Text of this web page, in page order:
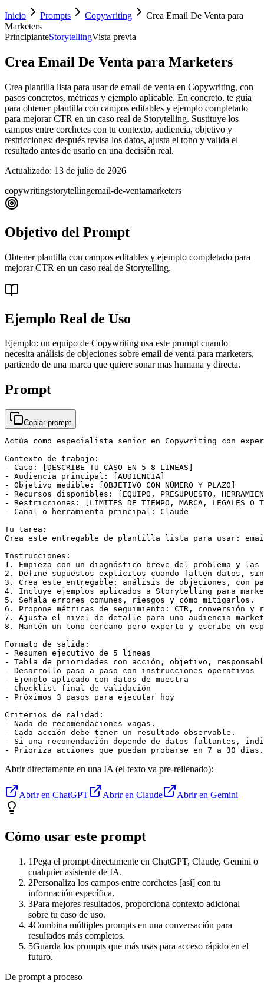
Inicio Prompts Copywriting
Crea Email De Venta para
Marketers
PrincipianteStorytellingVista previa
Crea Email De Venta para Marketers
Crea plantilla lista para usar de email de venta en Copywriting, con
pasos concretos, métricas y ejemplo aplicable. En concreto, te guía
para obtener plantilla con campos editables y ejemplo completado
para mejorar CTR en un caso real de Storytelling. Sustituye los
campos entre corchetes con tu contexto, audiencia, objetivo y
restricciones; después revisa los datos, ajusta el tono y valida el
resultado antes de usarlo en una decisión real.
Actualizado: 13 de julio de 2026
copywritingstorytellingemail-de-ventamarketers
Objetivo del Prompt
Obtener plantilla con campos editables y ejemplo completado para
mejorar CTR en un caso real de Storytelling.
Ejemplo Real de Uso
Ejemplo: un equipo de Copywriting usa este prompt cuando
necesita análisis de objeciones sobre email de venta para marketers,
partiendo de una marca que quiere sonar mas humana y directa.
Prompt
Copiar prompt
Actúa como especialista senior en Copywriting con
Contexto de trabajo:
- Caso: [DESCRIBE TU CASO EN 5-8 LINEAS]
- Audiencia principal: [AUDIENCIA]
- Objetivo medible: [OBJETIVO CON NÚMERO Y PLAZO]
- Recursos disponibles: [EQUIPO, PRESUPUESTO,
- Restricciones: [LÍMITES DE TIEMPO, MARCA, LEGALES O
- Canal o herramienta principal: Claude
Tu tarea:
Crea este entregable de plantilla lista para usar: email
Instrucciones:
1. Empieza con un diagnóstico breve del problema y
2. Define supuestos explícitos cuando falten datos,
3. Crea este entregable: análisis de objeciones, con
4. Incluye ejemplos aplicados a Storytelling para
5. Señala errores comunes, riesgos y cómo mitigarlos.
6. Propone métricas de seguimiento: CTR, conversión y
7. Ajusta el nivel de detalle para una audiencia
8. Mantén un tono cercano pero experto y escribe en
Formato de salida:
- Resumen ejecutivo de 5 líneas
- Tabla de prioridades con acción, objetivo,
- Desarrollo paso a paso con instrucciones operativas
- Ejemplo aplicado con datos de muestra
- Checklist final de validación
- Próximos 3 pasos para ejecutar hoy
Criterios de calidad:
- Nada de recomendaciones vagas.
- Cada acción debe tener un resultado observable.
- Si una recomendación depende de datos faltantes,
- Prioriza acciones que puedan probarse en 7 a 30 días.
Abrir directamente en una IA (el texto va pre-rellenado):
Abrir en ChatGPT Abrir en Claude Abrir en Gemini
Cómo usar este prompt
1Pega el prompt directamente en ChatGPT, Claude, Gemini o
cualquier asistente de IA.
2Personaliza los campos entre corchetes [así] con tu
información específica.
3Para mejores resultados, proporciona contexto adicional
sobre tu caso de uso.
4Combina múltiples prompts en una conversación para
resultados más completos.
5Guarda los prompts que más usas para acceso rápido en el
futuro.
De prompt a proceso